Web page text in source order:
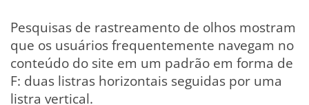
Pesquisas de rastreamento de olhos mostram
que os usuários frequentemente navegam no
conteúdo do site em um padrão em forma de
F: duas listras horizontais seguidas por uma
listra vertical.